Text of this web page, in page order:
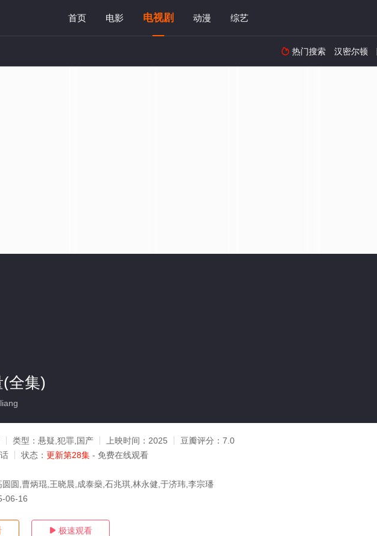
首页 电影 电视剧 动漫 综艺
 热门搜索 汉密尔顿
全集)
类型： 悬疑,犯罪,国产 上映时间： 2025 豆瓣评分： 7.0
状态： 更新第28集 - 免费在线观看
圆圆,曹炳琨,王晓晨,成泰燊,石兆琪,林永健,于济玮,李宗璠
06-16
 极速观看